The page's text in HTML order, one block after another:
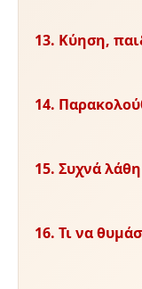
13. Κύηση,
14.
15. Συχνά
16. Τι να